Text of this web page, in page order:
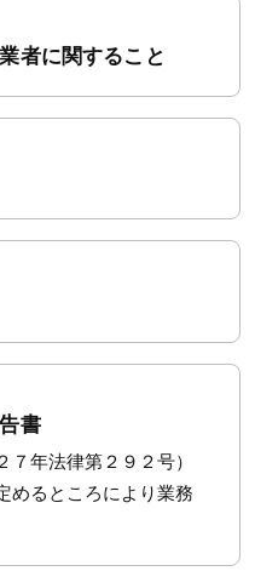
者に関すること
書
年法律第２９２号）
めるところにより業務